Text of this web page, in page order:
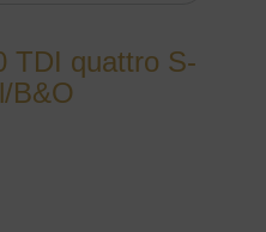
TDI quattro S-
B&O